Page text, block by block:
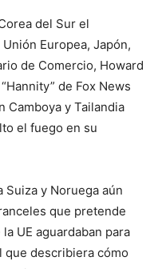
del Sur el
Europea, Japón,
de Comercio, Howard
de Fox News
Camboya y Tailandia
el fuego en su
Suiza y Noruega aún
que pretende
UE aguardaban para
que describiera cómo